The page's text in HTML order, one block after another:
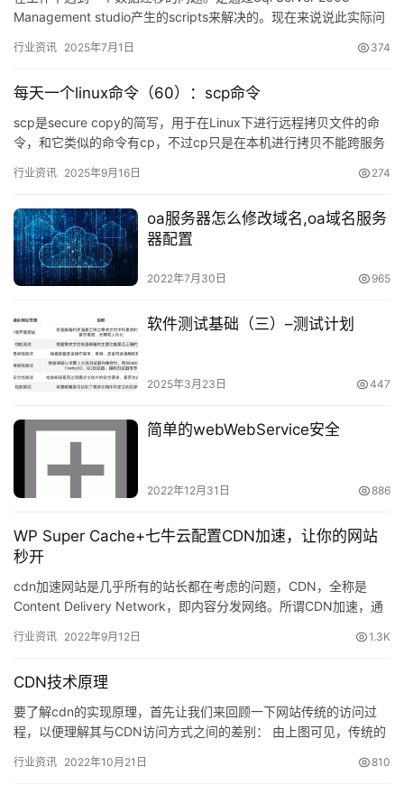
Management studio产生的scripts来解决的。现在来说说此实际问
行业资讯 2025年7月1日 374
每天一个linux命令（60）：scp命令
scp是secure copy的简写，用于在Linux下进行远程拷贝文件的命
令，和它类似的命令有cp，不过cp只是在本机进行拷贝不能跨服务
行业资讯 2025年9月16日 274
oa服务器怎么修改域名,oa域名服务
器配置
2022年7月30日 965
软件测试基础（三）–测试计划
2025年3月23日 447
简单的webWebService安全
2022年12月31日 886
WP Super Cache+七牛云配置CDN加速，让你的网站
秒开
cdn加速网站是几乎所有的站长都在考虑的问题，CDN，全称是
Content Delivery Network，即内容分发网络。所谓CDN加速，通
行业资讯 2022年9月12日 1.3K
CDN技术原理
要了解cdn的实现原理，首先让我们来回顾一下网站传统的访问过
程，以便理解其与CDN访问方式之间的差别： 由上图可见，传统的
行业资讯 2022年10月21日 810